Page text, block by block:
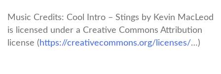
Music Credits: Cool Intro – Stings by Kevin MacLeod
is licensed under a Creative Commons Attribution
license ( https://creativecommons.org/licenses/…)